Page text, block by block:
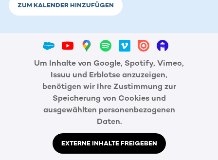
ZUM KALENDER HINZUFÜGEN
Um Inhalte von Google, Spotify, Vimeo,
Issuu und Erblotse anzuzeigen,
benötigen wir Ihre Zustimmung zur
Speicherung von Cookies und
ausgewählten personenbezogenen
Daten.
EXTERNE INHALTE FREIGEBEN